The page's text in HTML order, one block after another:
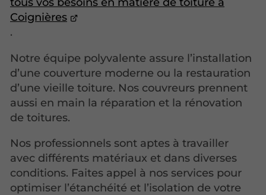
tous vos besoins en matière de toiture à
Coignières
.
Notre équipe polyvalente assure l’installation
d’une couverture moderne ou la restauration
d’une vieille toiture. Nos couvreurs prennent
aussi en main la réparation et la rénovation
de toitures.
Nos professionnels sont aptes à travailler
avec différents matériaux et dans diverses
conditions. Faites appel à nos services pour
optimiser l’étanchéité et l’isolation de votre